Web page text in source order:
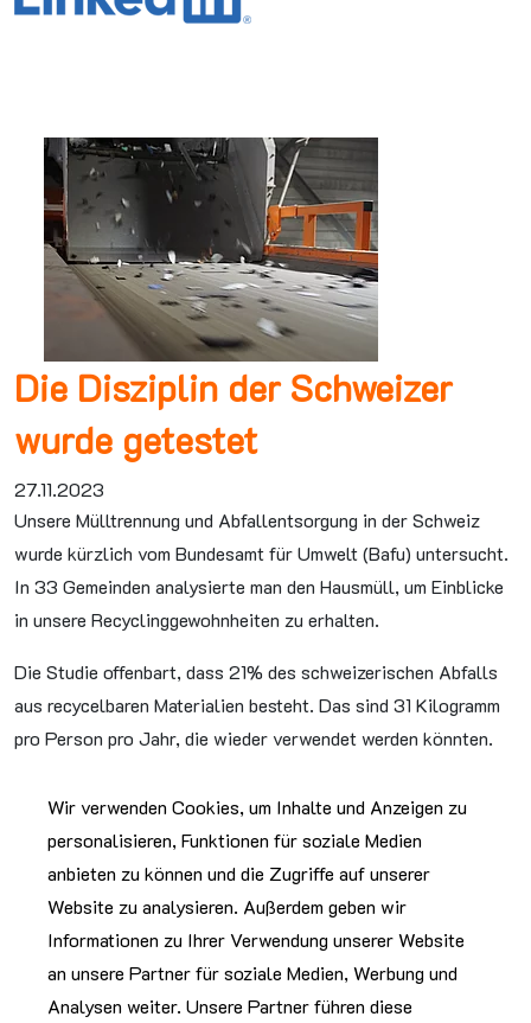
Die Disziplin der Schweizer
wurde getestet
27.11.2023
Unsere Mülltrennung und Abfallentsorgung in der Schweiz
wurde kürzlich vom Bundesamt für Umwelt (Bafu) untersucht.
In 33 Gemeinden analysierte man den Hausmüll, um Einblicke
in unsere Recyclinggewohnheiten zu erhalten.
Die Studie offenbart, dass 21% des schweizerischen Abfalls
aus recycelbaren Materialien besteht. Das sind 31 Kilogramm
pro Person pro Jahr, die wieder verwendet werden könnten.
sowie Kunststoffverpackungen im Restmüll.
Trotz dieser Herausforderungen gibt es auch positive
Entwicklungen: Die Gesamtmenge des Haushaltsabfalls hat
sich im Vergleich zu vor zehn Jahren reduziert, von 206
Kilogramm pro Person auf 148 Kilogramm.
Und hier kommt die soRec in Spiel: Wir möchten tagtäglich die
Wir verwenden Cookies, um Inhalte und Anzeigen zu
personalisieren, Funktionen für soziale Medien
anbieten zu können und die Zugriffe auf unserer
Website zu analysieren. Außerdem geben wir
Informationen zu Ihrer Verwendung unserer Website
an unsere Partner für soziale Medien, Werbung und
Analysen weiter. Unsere Partner führen diese